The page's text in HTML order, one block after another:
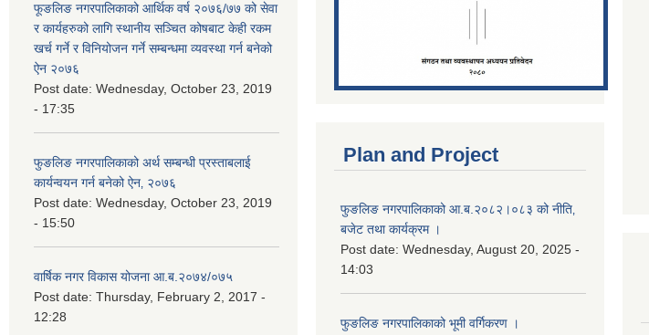
फूङलिङ नगरपालिकाको आर्थिक वर्ष २०७६/७७ को सेवा
र कार्यहरुको लागि स्थानीय सञ्चित कोषबाट केही रकम
खर्च गर्ने र विनियोजन गर्ने सम्बन्धमा व्यवस्था गर्न बनेको
ऐन २०७६
Post date: Wednesday, October 23, 2019
- 17:35
फुङलिङ नगरपालिकाको अर्थ सम्बन्धी प्रस्ताबलाई
कार्यन्वयन गर्न बनेको ऐन‚ २०७६
Post date: Wednesday, October 23, 2019
- 15:50
वार्षिक नगर विकास योजना आ.ब.२०७४/०७५
Post date: Thursday, February 2, 2017 -
12:28
Plan and Project
फुङलिङ नगरपालिकाको आ.ब.२०८२।०८३ को नीति‚
बजेट तथा कार्यक्रम ।
Post date: Wednesday, August 20, 2025 -
14:03
फुङलिङ नगरपालिकाको भूमी वर्गिकरण ।